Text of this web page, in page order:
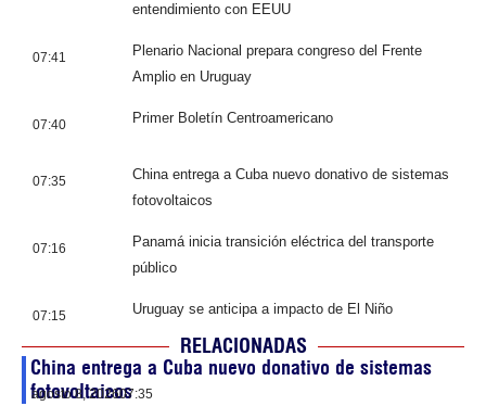
entendimiento con EEUU
07:41
Plenario Nacional prepara congreso del Frente
Amplio en Uruguay
07:40 Primer Boletín Centroamericano
07:35
China entrega a Cuba nuevo donativo de sistemas
fotovoltaicos
07:16
Panamá inicia transición eléctrica del transporte
público
07:15 Uruguay se anticipa a impacto de El Niño
RELACIONADAS
China entrega a Cuba nuevo donativo de sistemas
fotovoltaicos
agosto 8, 202607:35